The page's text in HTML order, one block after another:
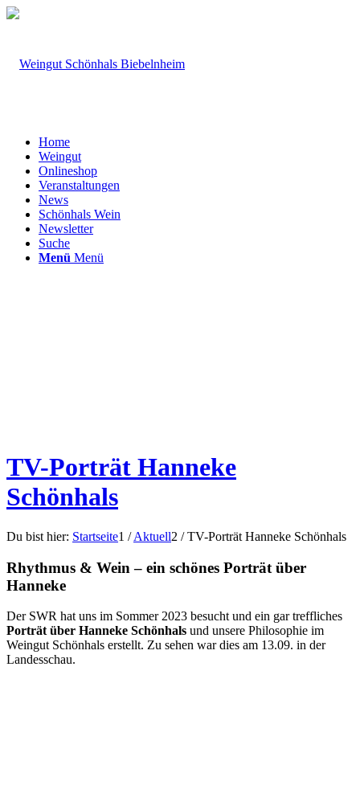
Home
Weingut
Onlineshop
Veranstaltungen
News
Schönhals Wein
Newsletter
Suche
Menü Menü
TV-Porträt Hanneke
Schönhals
Du bist hier: Startseite1 / Aktuell2 / TV-Porträt Hanneke Schönhals
Rhythmus & Wein – ein schönes Porträt über
Hanneke
Der SWR hat uns im Sommer 2023 besucht und ein gar treffliches
Porträt über Hanneke Schönhals und unsere Philosophie im
Weingut Schönhals erstellt. Zu sehen war dies am 13.09. in der
Landesschau.